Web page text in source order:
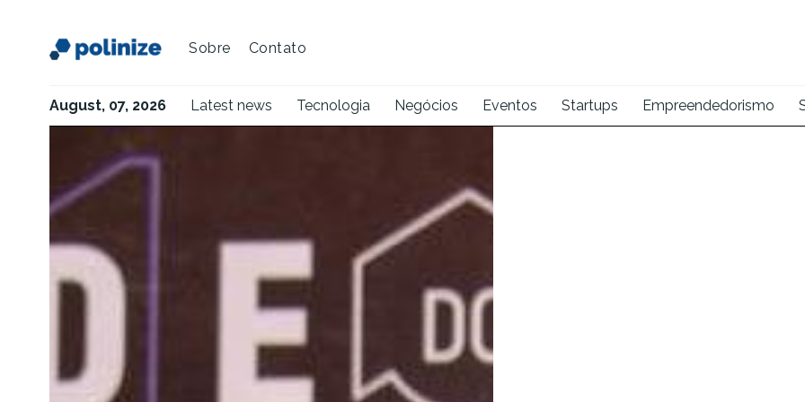
Sobre Contato
August, 07, 2026 Latest news Tecnologia Negócios Eventos Startups Empreendedorismo